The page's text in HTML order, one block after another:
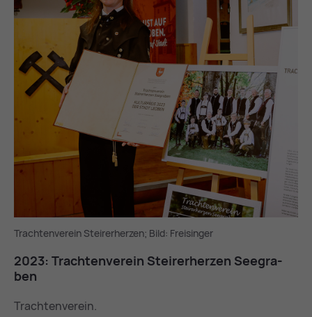
Trachtenverein Steirerherzen; Bild: Freisinger
2023: Trach­ten­ver­ein Stei­rer­her­zen See­gra­
ben
Trachtenverein.